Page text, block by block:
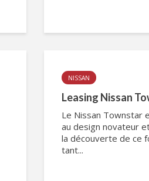
NISSAN
Leasing Nissan
Le Nissan Townstar
au design novateur
la découverte de ce
tant...